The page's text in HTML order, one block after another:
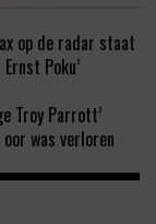
op de radar staat
Poku’
Troy Parrott’
was verloren